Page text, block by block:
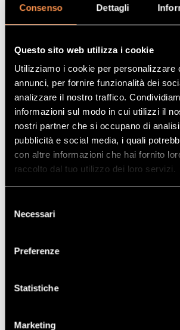
Consenso Dettagli
Questo sito web utilizza i cookie
Utilizziamo i cookie per personalizzare
annunci, per fornire funzionalità dei
analizzare il nostro traffico.
informazioni sul modo in cui utilizzi il
nostri partner che si occupano di
pubblicità e social media, i quali
con altre informazioni che hai fornito
raccolto dal tuo utilizzo dei loro servizi.
delNecessari
Preferenze
Statistiche
Marketing
Mostrare Per
La vostra selezione
Prodotto
Catalizzatore